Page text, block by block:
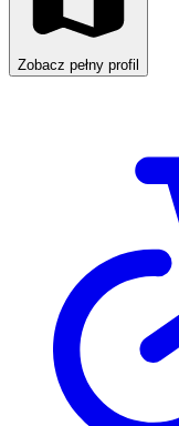
Zobacz pełny profil